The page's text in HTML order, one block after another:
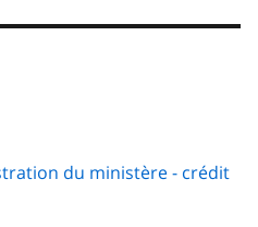
du ministère - crédit